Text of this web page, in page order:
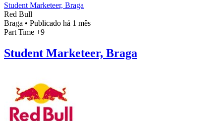
Student Marketeer, Braga
Red Bull
Braga • Publicado há 1 mês
Part Time +9
Student Marketeer, Braga